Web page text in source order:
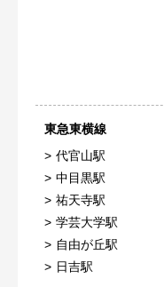
東急東横線
代官山駅
中目黒駅
祐天寺駅
学芸大学駅
自由が丘駅
日吉駅